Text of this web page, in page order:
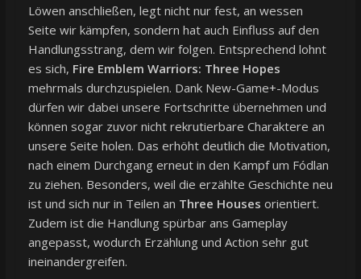
Löwen anschließen, legt nicht nur fest, an wessen
Seite wir kämpfen, sondern hat auch Einfluss auf den
Handlungsstrang, dem wir folgen. Entsprechend lohnt
es sich, Fire Emblem Warriors: Three Hopes
mehrmals durchzuspielen. Dank New-Game+-Modus
dürfen wir dabei unsere Fortschritte übernehmen und
können sogar zuvor nicht rekrutierbare Charaktere an
unsere Seite holen. Das erhöht deutlich die Motivation,
nach einem Durchgang erneut in den Kampf um Fódlan
zu ziehen. Besonders, weil die erzählte Geschichte neu
ist und sich nur in Teilen an Three Houses orientiert.
Zudem ist die Handlung spürbar ans Gameplay
angepasst, wodurch Erzählung und Action sehr gut
ineinandergreifen.